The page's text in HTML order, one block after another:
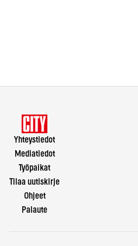
Yhteystiedot
Mediatiedot
Työpaikat
Tilaa uutiskirje
Ohjeet
Palaute